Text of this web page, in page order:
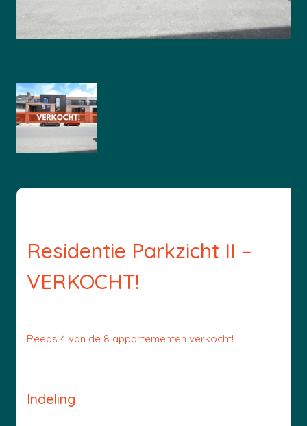
Residentie Parkzicht II –
VERKOCHT!
Reeds 4 van de 8 appartementen verkocht!
Indeling